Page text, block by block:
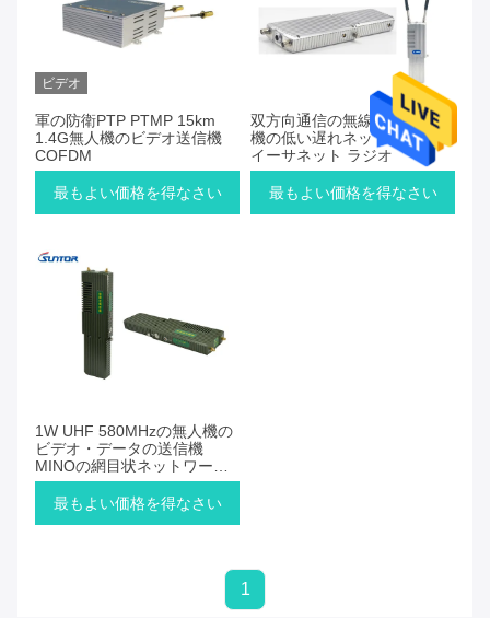
ビデオ
軍の防衛PTP PTMP 15km
1.4G無人機のビデオ送信機
COFDM
最もよい価格を得なさい
双方向通信の無線ビデオ送信
機の低い遅れネットワークの
イーサネット ラジオ
最もよい価格を得なさい
1W UHF 580MHzの無人機の
ビデオ・データの送信機
MINOの網目状ネットワーク
PTMP伝達
最もよい価格を得なさい
1